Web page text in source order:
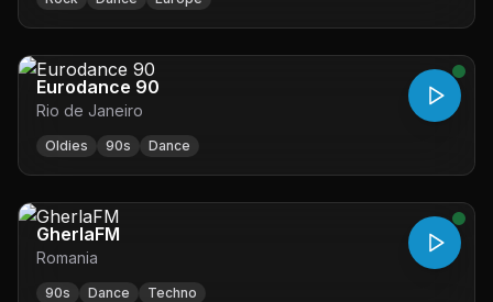
Eurodance 90
Rio de Janeiro
Oldies 90s Dance
GherlaFM
Romania
90s Dance Techno